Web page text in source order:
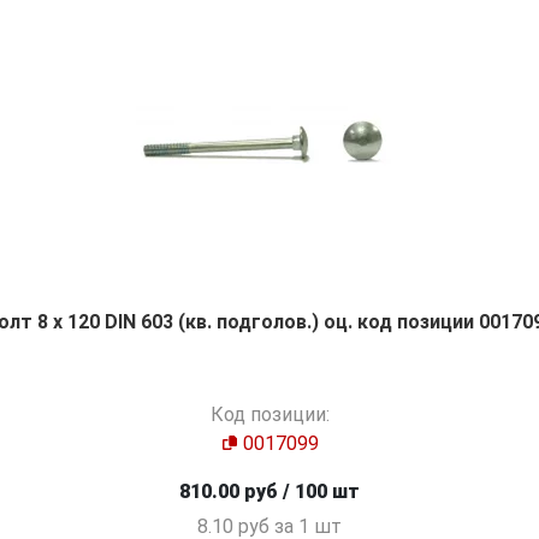
8 х 120 DIN 603 (кв. подголов.) оц. код позиции
Код позиции:
0017099
810.00 руб / 100 шт
8.10 руб за 1 шт